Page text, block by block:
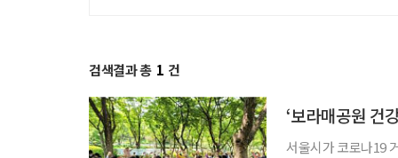
검색결과 총 1 건
‘보라매공원 건
서울시가 코로나19